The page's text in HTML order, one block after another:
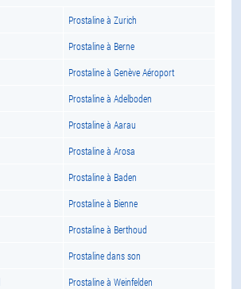
Prostaline à Zurich
Prostaline à Berne
Prostaline à Genève Aéroport
Prostaline à Adelboden
Prostaline à Aarau
Prostaline à Arosa
Prostaline à Baden
Prostaline à Bienne
Prostaline à Berthoud
Prostaline dans son
Prostaline à Weinfelden